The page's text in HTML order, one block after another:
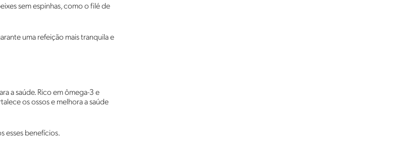
sem espinhas, como o filé de
uma refeição mais tranquila e
a saúde. Rico em ômega-3 e
os ossos e melhora a saúde
esses benefícios.